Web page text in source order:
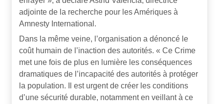
adjointe de la recherche pour les Amériques à
Amnesty International.
Dans la même veine, l’organisation a dénoncé le
coût humain de l’inaction des autorités. « Ce Crime
met une fois de plus en lumière les conséquences
dramatiques de l’incapacité des autorités à protéger
la population. Il est urgent de créer les conditions
d’une sécurité durable, notamment en veillant à ce